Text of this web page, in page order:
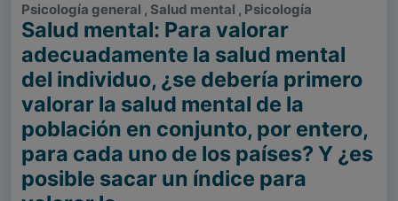
Psicología general , Salud mental , Psicología
Salud mental: Para valorar
adecuadamente la salud mental
del individuo, ¿se debería primero
valorar la salud mental de la
población en conjunto, por entero,
para cada uno de los países? Y ¿es
posible sacar un índice para